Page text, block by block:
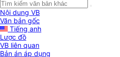
Nội dung VB
Văn bản gốc
Tiếng anh
Lược đồ
VB liên quan
Bản án áp dụng